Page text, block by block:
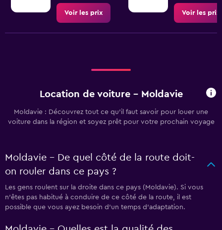
Voir les prix Voir les prix
Location de voiture - Moldavie
Moldavie : Découvrez tout ce qu’il faut savoir pour louer une
voiture dans la région et soyez prêt pour votre prochain voyage
Moldavie - De quel côté de la route doit-
on rouler dans ce pays ?
Les gens roulent sur la droite dans ce pays (Moldavie). Si vous
n’êtes pas habitué à conduire de ce côté de la route, il est
possible que vous ayez besoin d’un temps d’adaptation.